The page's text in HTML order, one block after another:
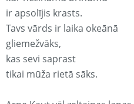
ir apsolījis krasts.
Tavs vārds ir laika okeānā
gliemežvāks,
kas sevi saprast
tikai mūža rietā sāks.